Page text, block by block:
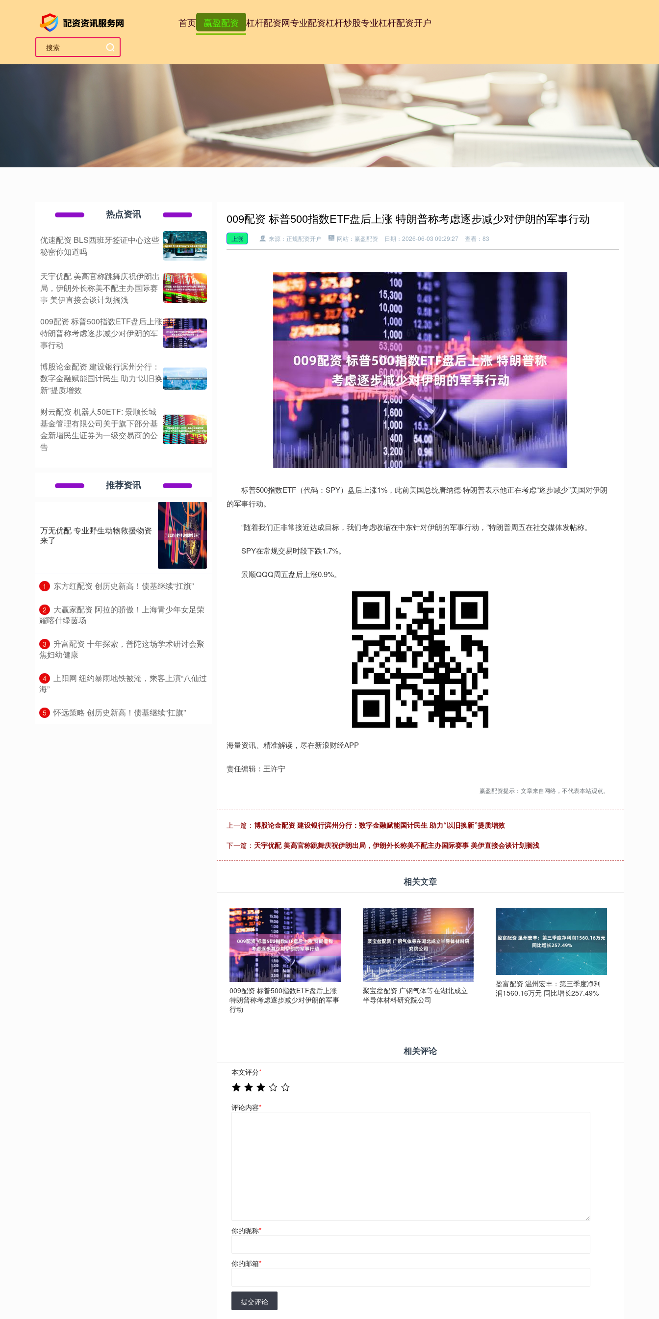
首页 赢盈配资 杠杆配资网专业配资杠杆炒股专业杠杆配资开户
009配资 标普500指数ETF盘后上涨 特朗普称考虑逐步减少对伊朗的军事行动
上涨 来源：正规配资开户 网站：赢盈配资 日期：2026-06-03 09:29:27 查看：83
标普500指数ETF（代码：SPY）盘后上涨1%，此前美国总统唐纳德·特朗普表示他正在考虑“逐步减少”美国对伊朗
的军事行动。
“随着我们正非常接近达成目标，我们考虑收缩在中东针对伊朗的军事行动，”特朗普周五在社交媒体发帖称。
SPY在常规交易时段下跌1.7%。
景顺QQQ周五盘后上涨0.9%。
海量资讯、精准解读，尽在新浪财经APP
责任编辑：王许宁
赢盈配资提示：文章来自网络，不代表本站观点。
上一篇： 博股论金配资 建设银行滨州分行：数字金融赋能国计民生 助力“以旧换新”提质增效
下一篇： 天宇优配 美高官称跳舞庆祝伊朗出局，伊朗外长称美不配主办国际赛事 美伊直接会谈计划搁浅
相关文章
009配资 标普500指数ETF盘后上涨
特朗普称考虑逐步减少对伊朗的军事
行动
聚宝盆配资 广钢气体等在湖北成立
半导体材料研究院公司
盈富配资 温州宏丰：第三季度净利
润1560.16万元 同比增长257.49%
相关评论
本文评分*
评论内容*
你的昵称*
你的邮箱*
提交评论
热点资讯
优速配资 BLS西班牙签证中心这些
秘密你知道吗
天宇优配 美高官称跳舞庆祝伊朗出
局，伊朗外长称美不配主办国际赛
事 美伊直接会谈计划搁浅
009配资 标普500指数ETF盘后上涨
特朗普称考虑逐步减少对伊朗的军
事行动
博股论金配资 建设银行滨州分行：
数字金融赋能国计民生 助力“以旧换
新”提质增效
财云配资 机器人50ETF: 景顺长城
基金管理有限公司关于旗下部分基
金新增民生证券为一级交易商的公
告
推荐资讯
万无优配 专业野生动物救援物资
来了
1 ​东方红配资 创历史新高！债基继续“扛旗”
2
​大赢家配资 阿拉的骄傲！上海青少年女足荣
耀喀什绿茵场
3
​升富配资 十年探索，普陀这场学术研讨会聚
焦妇幼健康
4
​上阳网 纽约暴雨地铁被淹，乘客上演“八仙过
海”
5 ​怀远策略 创历史新高！债基继续“扛旗”